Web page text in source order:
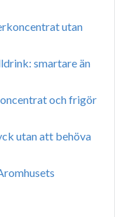
utan
smartare än
och frigör
utan att behöva